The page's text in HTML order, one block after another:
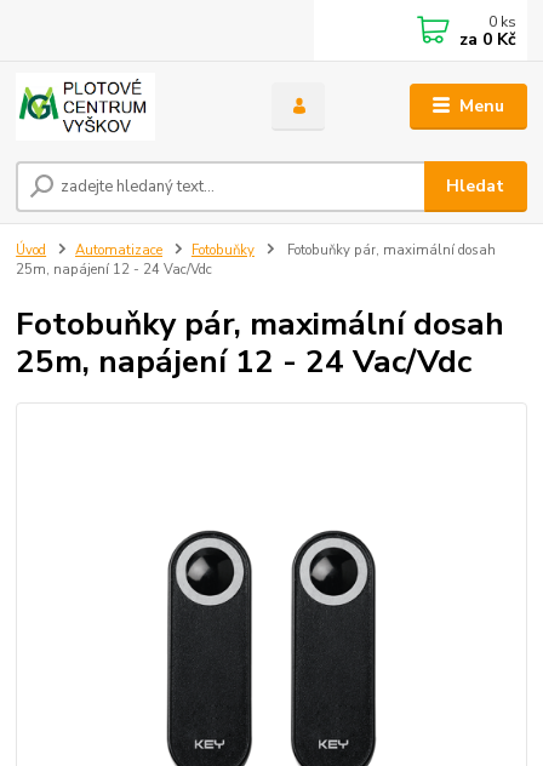
Menu
Hledat
0 ks
za 0 Kč
Úvod Automatizace Fotobuňky
Fotobuňky pár, maximální dosah
25m, napájení 12 - 24 Vac/Vdc
Fotobuňky pár, maximální dosah
25m, napájení 12 - 24 Vac/Vdc